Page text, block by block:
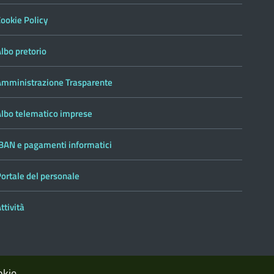
Policy
pretorio
Trasparente
telematico imprese
e pagamenti informatici
del personale